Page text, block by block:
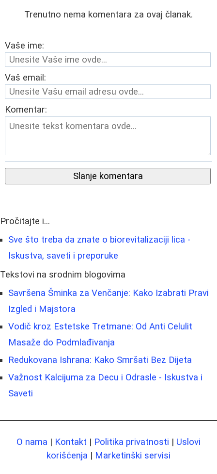
Trenutno nema komentara za ovaj članak.
Vaše ime:
Vaš email:
Komentar:
Slanje komentara
Pročitajte i...
Sve što treba da znate o biorevitalizaciji lica -
Iskustva, saveti i preporuke
Tekstovi na srodnim blogovima
Savršena Šminka za Venčanje: Kako Izabrati Pravi
Izgled i Majstora
Vodič kroz Estetske Tretmane: Od Anti Celulit
Masaže do Podmlađivanja
Redukovana Ishrana: Kako Smršati Bez Dijeta
Važnost Kalcijuma za Decu i Odrasle - Iskustva i
Saveti
O nama | Kontakt | Politika privatnosti | Uslovi
korišćenja | Marketinški servisi